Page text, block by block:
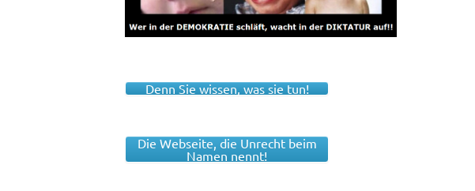
Denn Sie wissen, was sie tun!
Die Webseite, die Unrecht beim
Namen nennt!